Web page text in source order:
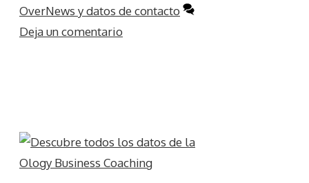
OverNews y datos de contacto
Deja un comentario